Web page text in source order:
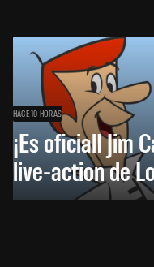
HACE 10 HORAS
¡Es oficial! Jim
live-action de